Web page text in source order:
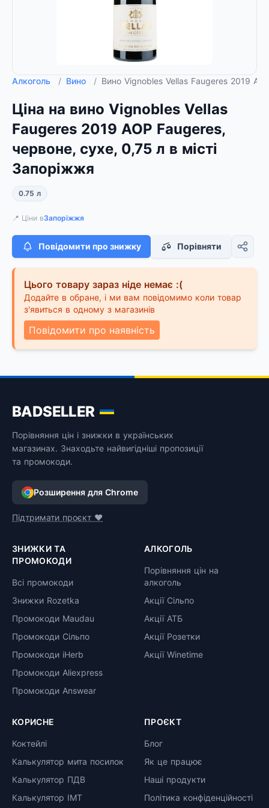
Алкоголь / Вино / Вино Vignobles Vellas Faugeres 2019
Ціна на вино Vignobles Vellas
Faugeres 2019 AOP Faugeres,
червоне, сухе, 0,75 л в місті
Запоріжжя
0.75 л
📍 Ціни вЗапоріжжя
Повідомити про знижку Порівняти
Цього товару зараз ніде немає :(
Додайте в обране, і ми вам повідомимо коли товар
з'явиться в одному з магазинів
Повідомити про наявність
BADSELLER
Порівняння цін і знижки в українських
магазинах. Знаходьте найвигідніші пропозиції
та промокоди.
Розширення для Chrome
Підтримати проєкт ❤️
ЗНИЖКИ ТА
ПРОМОКОДИ
Всі промокоди
Знижки Rozetka
Промокоди Maudau
Промокоди Сільпо
Промокоди iHerb
Промокоди Aliexpress
Промокоди Answear
АЛКОГОЛЬ
Порівняння цін на
алкоголь
Акції Сільпо
Акції АТБ
Акції Розетки
Акції Winetime
КОРИСНЕ
Коктейлі
Калькулятор мита посилок
Калькулятор ПДВ
Калькулятор ІМТ
ПРОЄКТ
Блог
Як це працює
Наші продукти
Політика конфіденційності